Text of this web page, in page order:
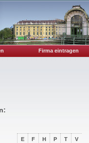
Firma eintragen
:
E F H P T V